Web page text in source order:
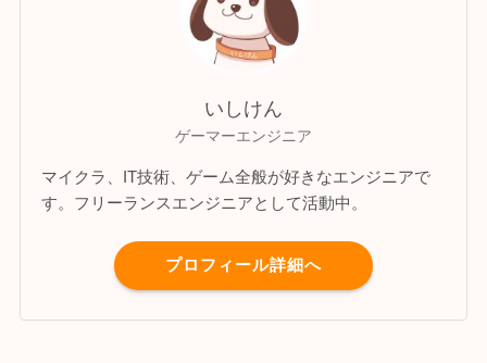
いしけん
ゲーマーエンジニア
マイクラ、IT技術、ゲーム全般が好きなエンジニアで
す。フリーランスエンジニアとして活動中。
プロフィール詳細へ